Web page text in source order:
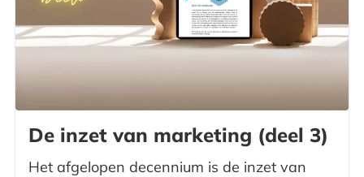
De inzet van marketing (deel 3)
Het afgelopen decennium is de inzet van